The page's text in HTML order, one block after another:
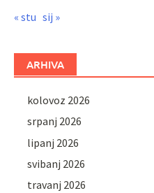
« stu sij »
ARHIVA
kolovoz 2026
srpanj 2026
lipanj 2026
svibanj 2026
travanj 2026